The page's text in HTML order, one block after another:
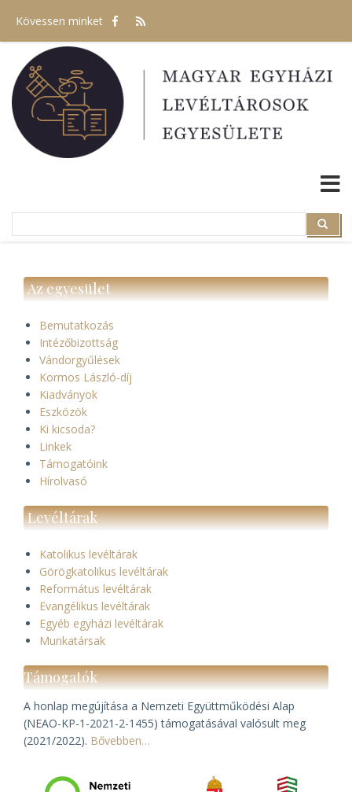
tartalomra
Kövessen minket
Search
Az egyesület
Bemutatkozás
Intézőbizottság
Vándorgyűlések
Kormos László-díj
Kiadványok
Eszközök
Ki kicsoda?
Linkek
Támogatóink
Hírolvasó
Levéltárak
Katolikus levéltárak
Görögkatolikus levéltárak
Református levéltárak
Evangélikus levéltárak
Egyéb egyházi levéltárak
Munkatársak
Támogatók
A honlap megújítása a Nemzeti Együttműködési Alap
(NEAO-KP-1-2021-2-1455) támogatásával valósult meg
(2021/2022). Bővebben…